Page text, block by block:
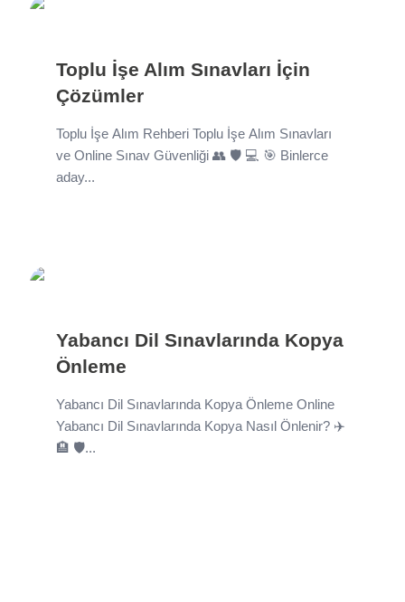
Toplu İşe Alım Sınavları İçin
Çözümler
Toplu İşe Alım Rehberi Toplu İşe Alım Sınavları
ve Online Sınav Güvenliği 👥 🛡️ 💻 🎯 Binlerce
aday...
Yabancı Dil Sınavlarında Kopya
Önleme
Yabancı Dil Sınavlarında Kopya Önleme Online
Yabancı Dil Sınavlarında Kopya Nasıl Önlenir? ✈️
🏨 🛡️...